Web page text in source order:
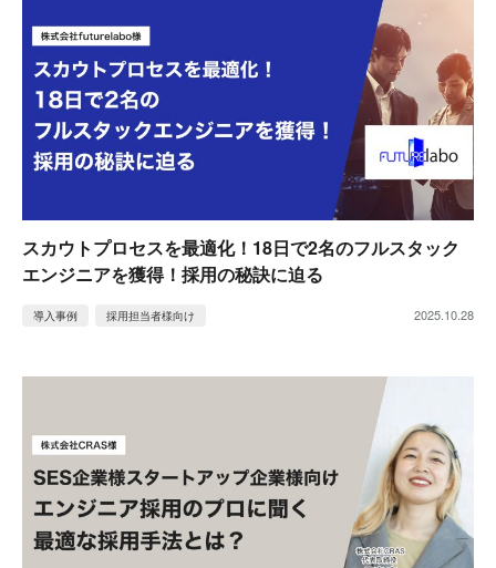
スカウトプロセスを最適化！18日で2名のフルスタック
エンジニアを獲得！採用の秘訣に迫る
導入事例 採用担当者様向け 2025.10.28